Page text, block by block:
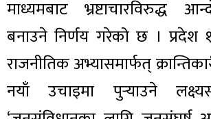
माध्यमबाट भ्रष्टाचारविरुद्ध
बनाउने निर्णय गरेको छ । प्रदेश
राजनीतिक अभ्यासमार्फत्
नयाँ उचाइमा पुर्‍याउने